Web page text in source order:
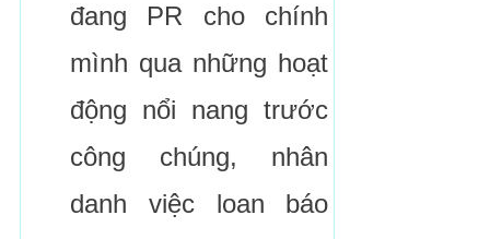
đang PR cho chính
mình qua những hoạt
động nổi nang trước
công chúng, nhân
danh việc loan báo